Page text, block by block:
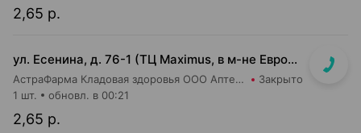
2,65 р.
ул. Есенина, д. 76-1 (ТЦ Maximus, в м-не Евроопт Super)
АстраФарма Кладовая здоровья ООО Аптека №9 Закрыто
2,65 р.
1 шт. обновл. в 00:21